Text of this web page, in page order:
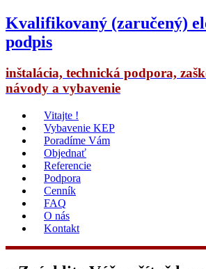
Kvalifikovaný (zaručený)
podpis
inštalácia, technická podpora,
návody a vybavenie
Vitajte !
Vybavenie KEP
Poradíme Vám
Objednať
Referencie
Podpora
Cenník
FAQ
O nás
Kontakt